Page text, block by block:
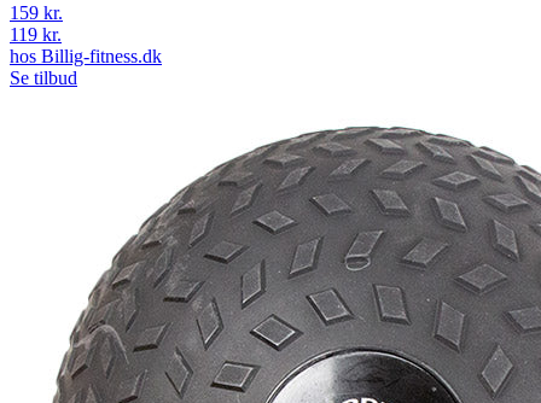
159 kr.
119 kr.
hos Billig-fitness.dk
Se tilbud